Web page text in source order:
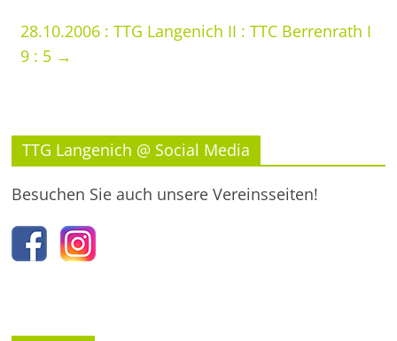
28.10.2006 : TTG Langenich II : TTC Berrenrath I
9 : 5 →
TTG Langenich @ Social Media
Besuchen Sie auch unsere Vereinsseiten!